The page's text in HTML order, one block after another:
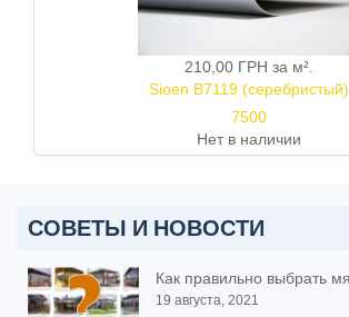
210,00 ГРН за м².
Sioen B7119 (серебристый)
7500
Нет в наличии
СОВЕТЫ И НОВОСТИ
Как правильно выбрать
19 августа, 2021